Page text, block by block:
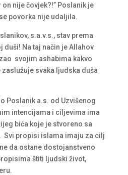
on nije čovjek?!” Poslanik je
povorka nije udaljila.
s.a.v.s., stav prema
duši! Na taj način je Allahov
svojim ashabima kakvo
svaka ljudska duša
Poslanik a.s. od Uzvišenog
intencijama i ciljevima ima
bića koje je stvoreno sa
Svi propisi islama imaju za cilj
da ostane dostojanstveno
štiti ljudski život,